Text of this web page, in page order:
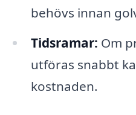
behövs innan
Tidsramar: Om
utföras snabbt
kostnaden.